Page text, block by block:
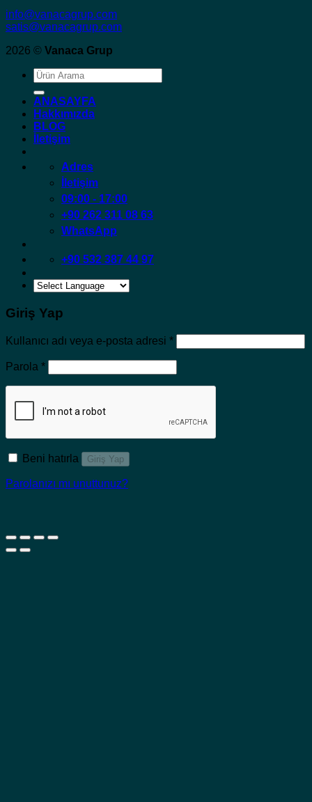
info@vanacagrup.com
satis@vanacagrup.com
2026 © Vanaca Grup
Ara:
ANASAYFA
Hakkımızda
BLOG
İletişim
Adres
İletişim
09:00 - 17:00
+90 262 311 08 63
WhatsApp
+90 532 387 44 97
Giriş Yap
Kullanıcı adı veya e-posta adresi *Gerekli
Parola *Gerekli
Beni hatırla Giriş Yap
Parolanızı mı unuttunuz?